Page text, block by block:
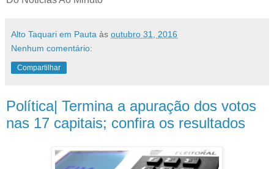
Alto Taquari em Pauta às outubro 31, 2016
Nenhum comentário:
Compartilhar
Política| Termina a apuração dos votos
nas 17 capitais; confira os resultados